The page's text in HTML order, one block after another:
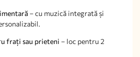
– cu muzică integrată și
frați sau prieteni – loc pentru 2